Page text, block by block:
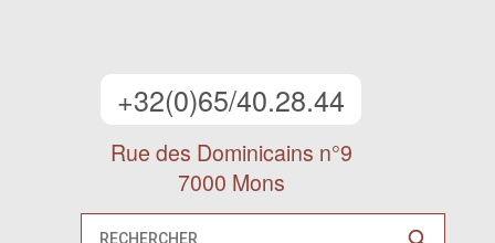
+32(0)65/40.28.44
Rue des Dominicains n°9
7000 Mons